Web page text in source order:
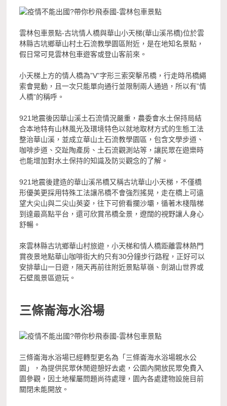
雲林包車景點-古坑情人橋與華山小天梯(華山溪吊橋)位於雲
林縣古坑鄉華山村土石流教學園區附近，是在地知名景點，
假日常可見雲林包車遊客或登山客前來。
小天梯上方的情人橋為”V”字形三索突擊吊橋，行走時吊橋繩
索會晃動，且一次只能單向通行並限制兩人通過，所以有”情
人橋”的稱呼。
921地震後因華山溪土石流情況嚴重，農委會水土保持局結
合本地特有山林風光及環境特色以就地取材方式的生態工法
整治華山溪，並成立華山土石流教學園區，包含文學步道、
咖啡步道、交趾陶產房、土石流觀測站等，讓民眾在遊樂時
也能增加對水土保持的知識及防災觀念的了解。
921地震後建造的華山溪吊橋又稱古坑華山小天梯，不僅橋
形優美更採用特殊工法讓吊橋不會強烈搖晃，走在橋上可遠
望大尖山與二尖山英姿，往下可俯看攔沙壩，循著木棧階梯
到達最高點平台，還可欣賞吊橋全景，遼闊的視野讓人身心
舒暢。
來雲林縣古坑鄉華山村旅遊，小天梯和情人橋距離雲林熱門
賞夜景地點華山咖啡街大約只有30分鐘步行路程，正好可以
安排華山一日遊，隔天再前往附近景點草嶺、劍湖山世界或
石壁風景區遊玩。
三條崙海水浴場
三條崙海水浴場已經轉型更名為「三條崙海水浴場親水公
園」，為提供民眾休閒遊憩好去處，公園內開放民眾免費入
園參觀，因土地權屬問題尚待處理，園內各處建物設施目前
關閉未能開放。